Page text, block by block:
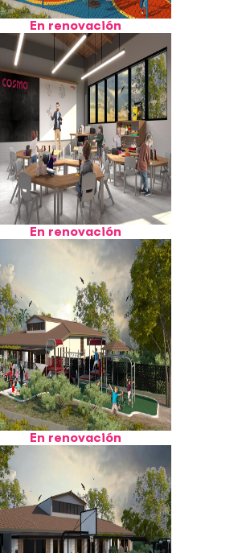
En renovación
En renovación
En renovación